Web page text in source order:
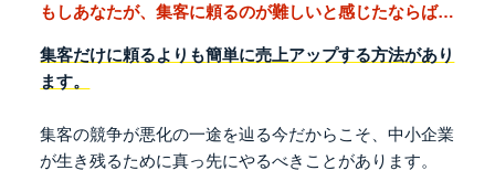
もしあなたが、集客に頼るのが難しいと感じたならば…
集客だけに頼るよりも簡単に売上アップする方法があり
ます。
集客の競争が悪化の一途を辿る今だからこそ、中小企業
が生き残るために真っ先にやるべきことがあります。